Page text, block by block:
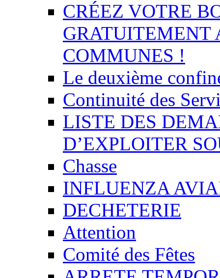
CRÉEZ VOTRE
GRATUITEMENT
COMMUNES !
Le deuxième
Continuité des
LISTE DES
D’EXPLOITER
Chasse
INFLUENZA
DECHETERIE
Attention
Comité des Fêtes